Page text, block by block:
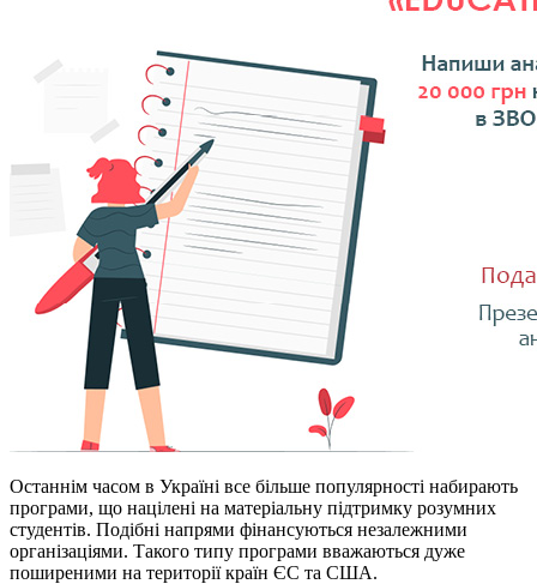
Останнім часом в Україні все більше популярності набирають
програми, що націлені на матеріальну підтримку розумних
студентів. Подібні напрями фінансуються незалежними
організаціями. Такого типу програми вважаються дуже
поширеними на території країн ЄС та США.